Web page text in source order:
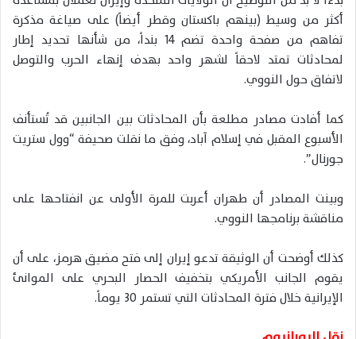
أكثر من وسيط (بينهم باكستان وقطر أيضاً) على صياغة مذكرة
تفاهم من صفحة واحدة تضم 14 بنداً، من شأنها تحديد إطار
لمحادثات تمتد لاحقاً لشهر واحد بهدف إنهاء الحرب والتوصل
لاتفاق حول النووي.
كما أفادت مصادر مطلعة بأن المحادثات بين الجانبين قد تُستأنف
الأسبوع المقبل في إسلام آباد، وفق ما نقلت صحيفة “وول ستريت
جورنال”.
وبينت المصادر أن طهران أعربت للمرة الأولى عن انفتاحها على
مناقشة برنامجها النووي.
كذلك أوضحت أن الوثيقة تدعو إيران إلى فتح مضيق هرمز، على أن
يقوم الجانب الأمريكي بتخفيف الحصار البحري على الموانئ
الإيرانية خلال فترة المحادثات التي تستمر 30 يوماً.